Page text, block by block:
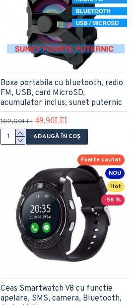
Boxa portabila cu bluetooth, radio
FM, USB, card MicroSD,
acumulator inclus, sunet puternic
102,00LEI 49,90LEI
ADAUGĂ ÎN COŞ
NOU
Hot
Foarte cautat
-58 %
Ceas Smartwatch V8 cu functie
apelare, SMS, camera, Bluetooth,